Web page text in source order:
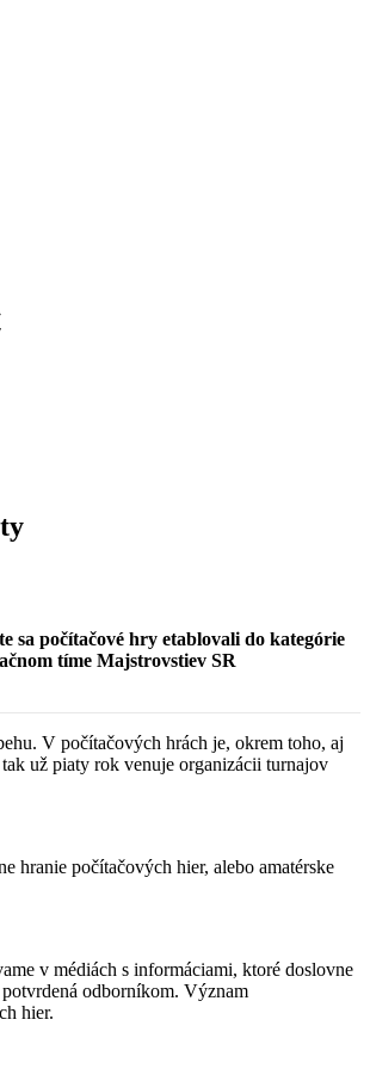
sa počítačové hry etablovali do kategórie
tíme Majstrovstiev SR
V počítačových hrách je, okrem toho, aj
už piaty rok venuje organizácii turnajov
hranie počítačových hier, alebo amatérske
v médiách s informáciami, ktoré doslovne
odborníkom. Význam
hier.